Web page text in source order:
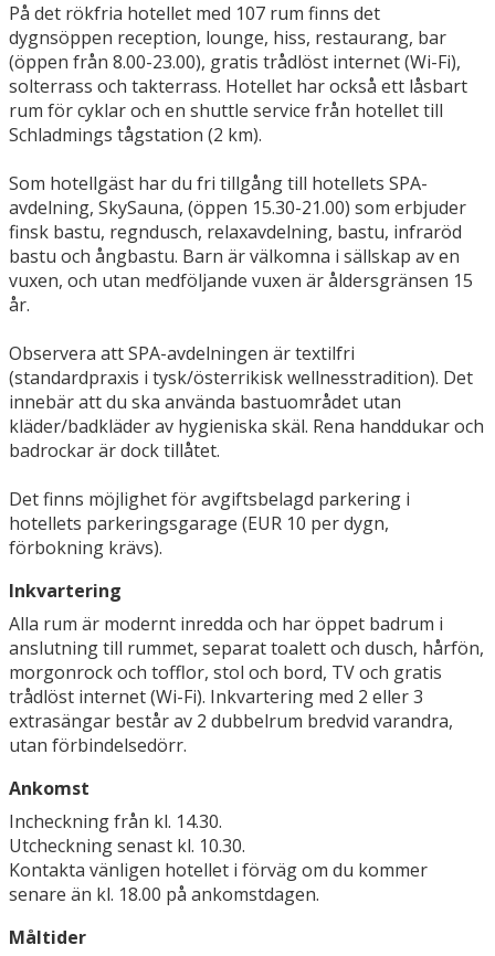
På det rökfria hotellet med 107 rum finns det
dygnsöppen reception, lounge, hiss, restaurang, bar
(öppen från 8.00-23.00), gratis trådlöst internet (Wi-Fi),
solterrass och takterrass. Hotellet har också ett låsbart
rum för cyklar och en shuttle service från hotellet till
Schladmings tågstation (2 km).
Som hotellgäst har du fri tillgång till hotellets SPA-
avdelning, SkySauna, (öppen 15.30-21.00) som erbjuder
finsk bastu, regndusch, relaxavdelning, bastu, infraröd
bastu och ångbastu. Barn är välkomna i sällskap av en
vuxen, och utan medföljande vuxen är åldersgränsen 15
år.
Observera att SPA-avdelningen är textilfri
(standardpraxis i tysk/österrikisk wellnesstradition). Det
innebär att du ska använda bastuområdet utan
kläder/badkläder av hygieniska skäl. Rena handdukar och
badrockar är dock tillåtet.
Det finns möjlighet för avgiftsbelagd parkering i
hotellets parkeringsgarage (EUR 10 per dygn,
förbokning krävs).
Inkvartering
Alla rum är modernt inredda och har öppet badrum i
anslutning till rummet, separat toalett och dusch, hårfön,
morgonrock och tofflor, stol och bord, TV och gratis
trådlöst internet (Wi-Fi). Inkvartering med 2 eller 3
extrasängar består av 2 dubbelrum bredvid varandra,
utan förbindelsedörr.
Ankomst
Incheckning från kl. 14.30.
Utcheckning senast kl. 10.30.
Kontakta vänligen hotellet i förväg om du kommer
senare än kl. 18.00 på ankomstdagen.
Måltider